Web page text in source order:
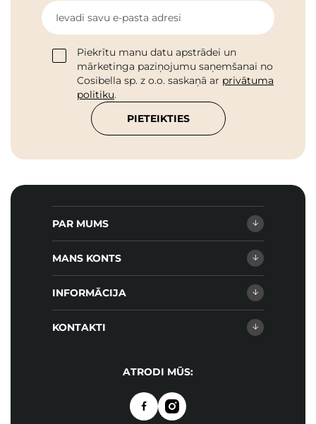
Ievadi savu e-pasta adresi
Piekrītu manu datu apstrādei un
mārketinga paziņojumu saņemšanai no
Cosibella sp. z o.o. saskaņā ar privātuma
politiku.
PIETEIKTIES
PAR MUMS
MANS KONTS
INFORMĀCIJA
KONTAKTI
ATRODI MŪS: